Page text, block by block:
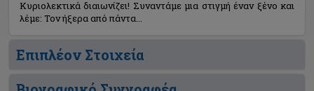
Κυριολεκτικά διαιωνίζει! Συναντάμε μια στιγμή έναν ξένο και
λέμε: Τον ήξερα από πάντα...
Επιπλέον Στοιχεία